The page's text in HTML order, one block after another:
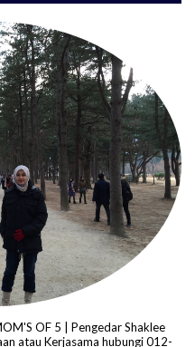
OF 5 | Pengedar Shaklee
atau Kerjasama hubungi 012-